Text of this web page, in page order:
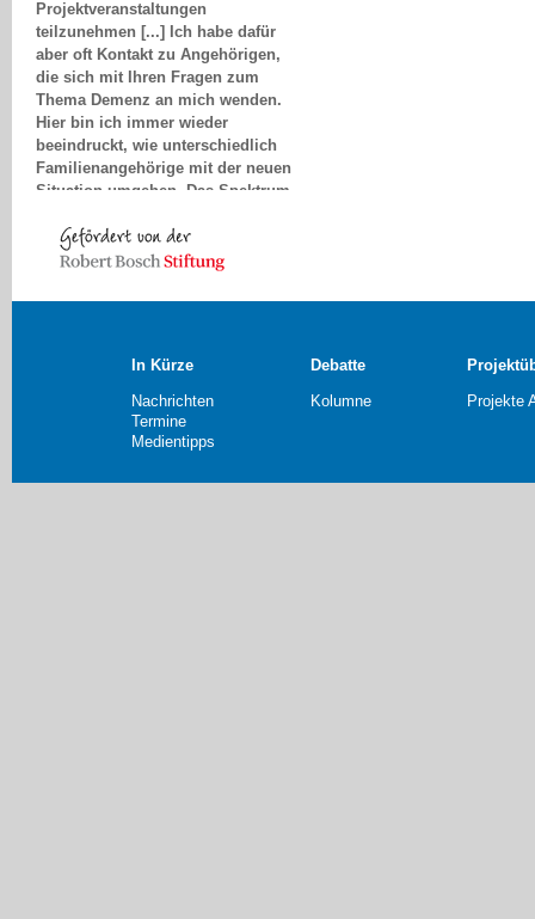
teilzunehmen [...] Ich habe dafür
aber oft Kontakt zu Angehörigen,
die sich mit Ihren Fragen zum
Thema Demenz an mich wenden.
Hier bin ich immer wieder
beeindruckt, wie unterschiedlich
Familienangehörige mit der neuen
Situation umgehen. Das Spektrum
bis zur völligen Ablehnung des an
Demenz Erkrankten.
Andreas Günther, Erfurt
In Kürze
Nachrichten
Termine
Medientipps
Debatte
Kolumne
Projekte